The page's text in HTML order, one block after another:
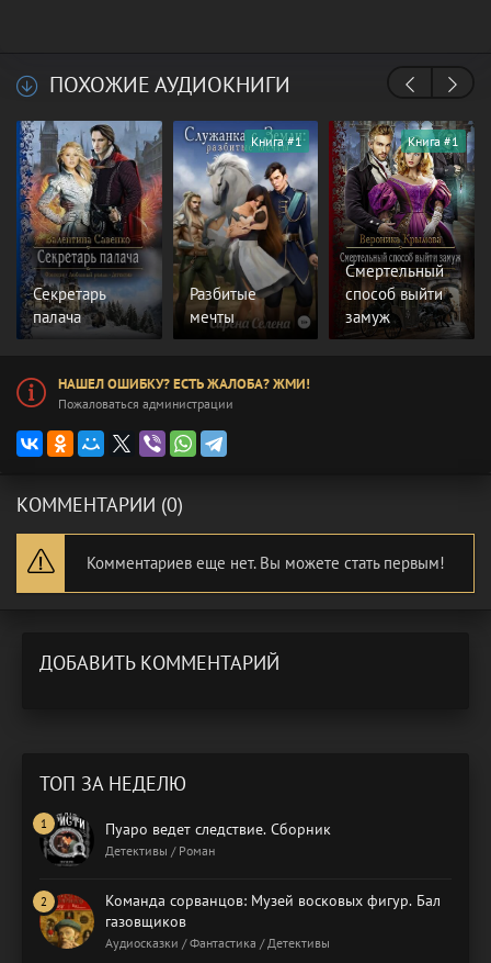
ПОХОЖИЕ АУДИОКНИГИ
Секретарь
палача
Разбитые
мечты
Книга #1
Смертельный
способ выйти
замуж
Книга #1
НАШЕЛ ОШИБКУ? ЕСТЬ ЖАЛОБА? ЖМИ!
Пожаловаться администрации
КОММЕНТАРИИ (0)
Комментариев еще нет. Вы можете стать первым!
ДОБАВИТЬ КОММЕНТАРИЙ
ТОП ЗА НЕДЕЛЮ
Пуаро ведет следствие. Сборник
Детективы / Роман
Команда сорванцов: Музей восковых фигур. Бал
газовщиков
Аудиосказки / Фантастика / Детективы